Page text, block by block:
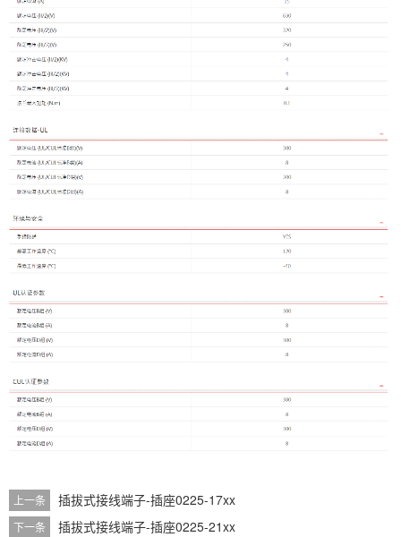
上一条 插拔式接线端子-插座0225-17xx
下一条 插拔式接线端子-插座0225-21xx